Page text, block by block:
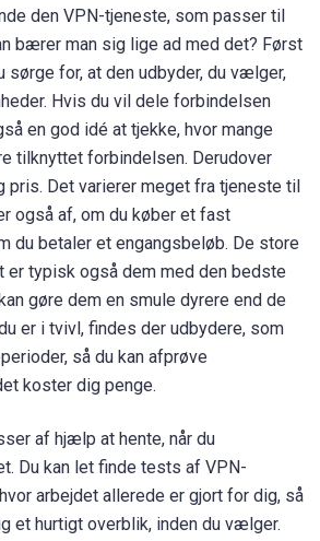
den VPN-tjeneste, som passer til
bærer man sig lige ad med det? Først
sørge for, at den udbyder, du vælger,
Hvis du vil dele forbindelsen
en god idé at tjekke, hvor mange
tilknyttet forbindelsen. Derudover
pris. Det varierer meget fra tjeneste til
også af, om du køber et fast
du betaler et engangsbeløb. De store
er typisk også dem med den bedste
gøre dem en smule dyrere end de
er i tvivl, findes der udbydere, som
så du kan afprøve
koster dig penge.
af hjælp at hente, når du
Du kan let finde tests af VPN-
arbejdet allerede er gjort for dig, så
et hurtigt overblik, inden du vælger.